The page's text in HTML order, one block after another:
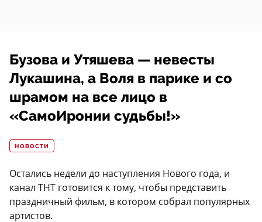
Бузова и Утяшева — невесты
Лукашина, а Воля в парике и со
шрамом на все лицо в
«СамоИронии судьбы!»
НОВОСТИ
Остались недели до наступления Нового года, и
канал ТНТ готовится к тому, чтобы представить
праздничный фильм, в котором собрал популярных
артистов.